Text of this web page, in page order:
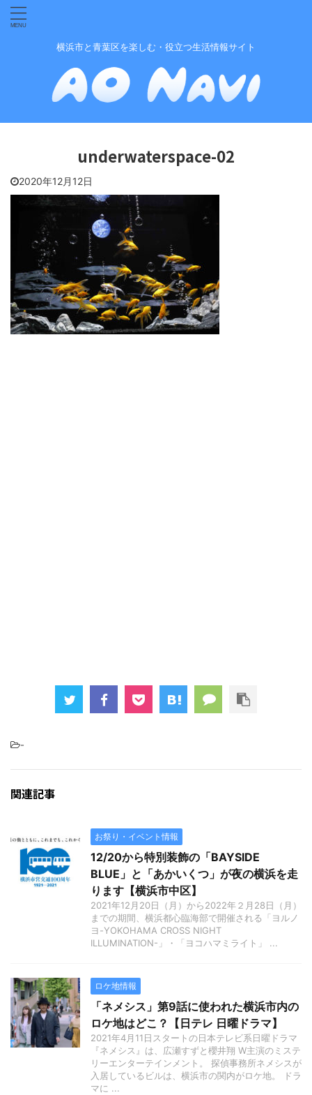
横浜市と青葉区を楽しむ・役立つ生活情報サイト
underwaterspace-02
2020年12月12日
-
関連記事
お祭り・イベント情報
12/20から特別装飾の「BAYSIDE
BLUE」と「あかいくつ」が夜の横浜を走
ります【横浜市中区】
2021年12月20日（月）から2022年２月28日（月）
までの期間、横浜都心臨海部で開催される「ヨルノ
ヨ-YOKOHAMA CROSS NIGHT
ILLUMINATION-」・「ヨコハマミライト」 ...
ロケ地情報
「ネメシス」第9話に使われた横浜市内の
ロケ地はどこ？【日テレ 日曜ドラマ】
2021年4月11日スタートの日本テレビ系日曜ドラマ
『ネメシス』は、広瀬すずと櫻井翔 W主演のミステ
リーエンターテインメント。 探偵事務所ネメシスが
入居しているビルは、横浜市の関内がロケ地。 ドラ
マに ...